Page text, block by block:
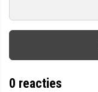
0 reacties